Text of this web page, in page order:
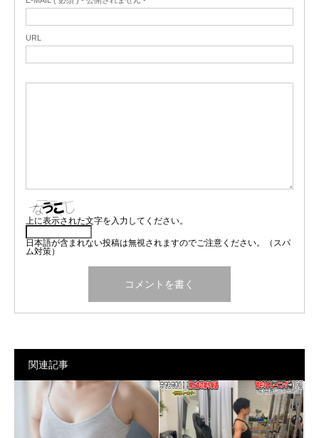
URL
上に表示された文字を入力してください。
日本語が含まれない投稿は無視されますのでご注意ください。（スパ
ム対策）
関連記事